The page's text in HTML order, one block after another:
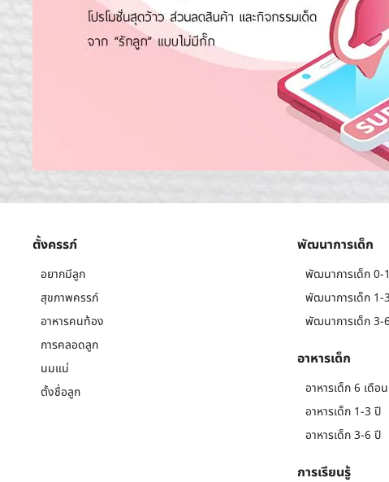
ตั้งครรภ์
อยากมีลูก
สุขภาพครรภ์
อาหารคนท้อง
การคลอดลูก
นมแม่
ตั้งชื่อลูก
พัฒนาการเด็ก
พัฒนาการเด็ก 0-
พัฒนาการเด็ก 1-
พัฒนาการเด็ก 3-
อาหารเด็ก
อาหารเด็ก 6 เดือ
อาหารเด็ก 1-3 ปี
อาหารเด็ก 3-6 ปี
การเรียนรู้